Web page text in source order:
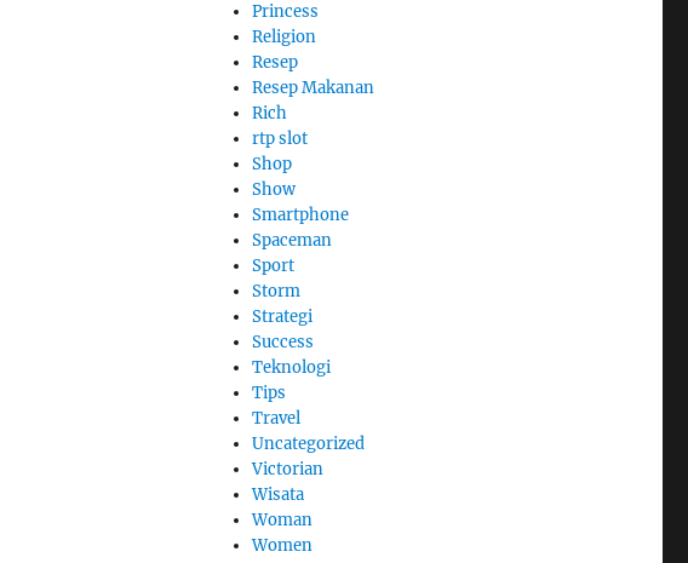
Princess
Religion
Resep
Resep Makanan
Rich
rtp slot
Shop
Show
Smartphone
Spaceman
Sport
Storm
Strategi
Success
Teknologi
Tips
Travel
Uncategorized
Victorian
Wisata
Woman
Women